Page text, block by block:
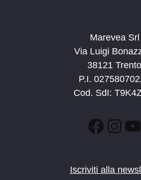
Marevea Srl
Via Luigi
38121 Trento
P.I.
Cod. SdI:
Iscriviti alla